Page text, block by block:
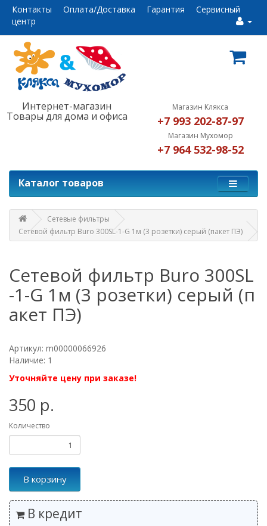
Контакты Оплата/Доставка Гарантия
Сервисный
центр
Интернет-магазин
Товары для дома и офиса
Магазин Клякса
+7 993 202-87-97
Магазин Мухомор
+7 964 532-98-52
Каталог товаров
Сетевые фильтры
Сетевой фильтр Buro 300SL-1-G 1м (3 розетки) серый (пакет ПЭ)
Сетевой фильтр Buro 300SL
-1-G 1м (3 розетки) серый (п
акет ПЭ)
Артикул: m00000066926
Наличие: 1
Уточняйте цену при заказе!
350 р.
Количество
В корзину
В кредит